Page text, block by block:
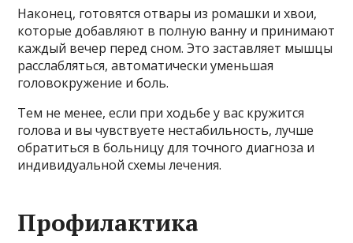
Наконец, готовятся отвары из ромашки и хвои,
которые добавляют в полную ванну и принимают
каждый вечер перед сном. Это заставляет мышцы
расслабляться, автоматически уменьшая
головокружение и боль.
Тем не менее, если при ходьбе у вас кружится
голова и вы чувствуете нестабильность, лучше
обратиться в больницу для точного диагноза и
индивидуальной схемы лечения.
Профилактика